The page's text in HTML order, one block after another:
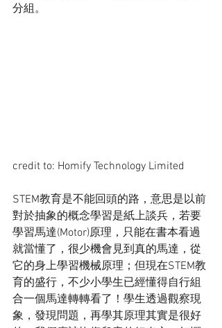
分組。
credit to: Homify Technology Limited
STEM教育是不能回頭的路，意思是以前
對於抽象的概念學習是紙上談兵，若要
學習馬達(Motor)原理，只能在書本看過
就當懂了，很少機會見到真的馬達，從
它的身上學習機械原理；但現在STEM教
育的盛行，不少小學生已經懂得自行組
合一個馬達轉轉看了！學生透過觀察現
象，發現問題，再學其原理其實是很好